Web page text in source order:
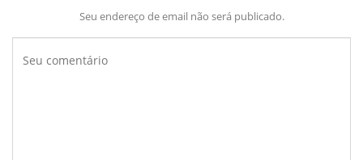
Seu endereço de email não será publicado.